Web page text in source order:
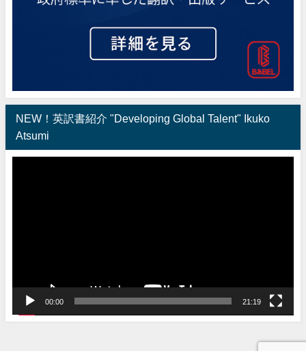
NEW！英訳書紹介 "Developing Global Talent" Ikuko
Atsumi
00:00 21:19